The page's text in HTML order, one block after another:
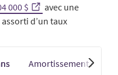
000 $
avec une
d’un taux
Amortissement sur 20